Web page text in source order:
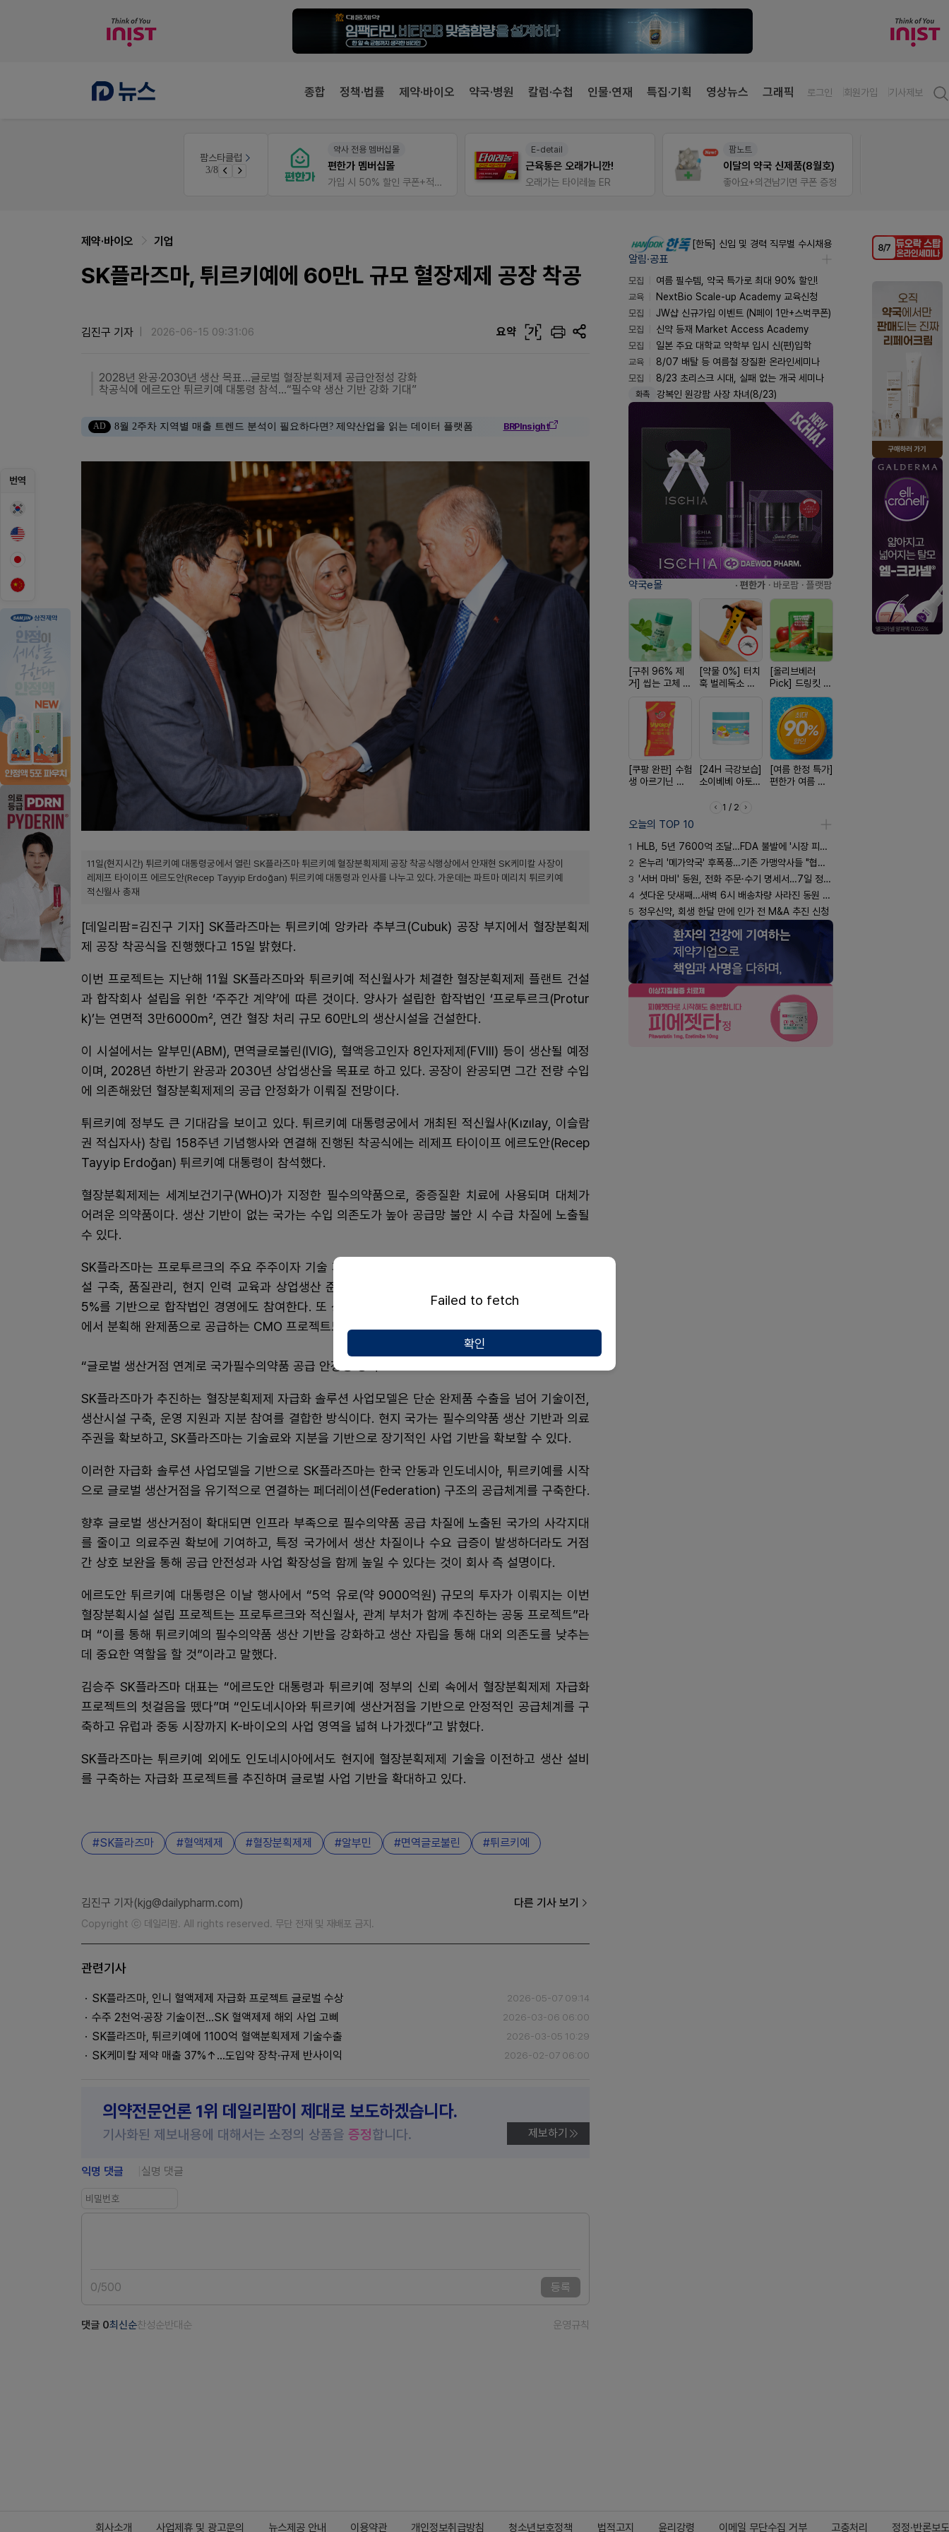
종합 정책·법률 제약·바이오 약국·병원 칼럼·수첩 인물·연재 특집·기획 영상뉴스 그래픽 로그인 회원가입 기사제보
팜스타클럽
3/8
약사 전용 멤버십몰
편한가 멤버십몰
가입 시 50% 할인 쿠폰+적립금까지!
E-detail
근육통은 오래가니깐!
오래가는 타이레놀 ER
팜노트
이달의 약국 신제품(8월호)
좋아요+의견남기면 쿠폰 증정
번역
제약·바이오 기업
SK플라즈마, 튀르키예에 60만L 규모 혈장제제 공장 착공
김진구 기자 2026-06-15 09:31:06 요약 가
2028년 완공·2030년 생산 목표…글로벌 혈장분획제제 공급안정성 강화
착공식에 에르도안 튀르키예 대통령 참석…“필수약 생산 기반 강화 기대”
AD 8월 2주차 지역별 매출 트렌드 분석이 필요하다면? 제약산업을 읽는 데이터 플랫폼 BRPInsight
11일(현지시간) 튀르키예 대통령궁에서 열린 SK플라즈마 튀르키예 혈장분획제제 공장 착공식행상에서 안재현 SK케미칼 사장이
레제프 타이이프 에르도안(Recep Tayyip Erdoğan) 튀르키예 대통령과 인사를 나누고 있다. 가운데는 파트마 메리치 튀르키예
적신월사 총재
[데일리팜=김진구 기자] SK플라즈마는 튀르키예 앙카라 추부크(Cubuk) 공장 부지에서 혈장분획제
제 공장 착공식을 진행했다고 15일 밝혔다.
이번 프로젝트는 지난해 11월 SK플라즈마와 튀르키예 적신월사가 체결한 혈장분획제제 플랜트 건설
과 합작회사 설립을 위한 ‘주주간 계약’에 따른 것이다. 양사가 설립한 합작법인 ‘프로투르크(Protur
k)’는 연면적 3만6000㎡, 연간 혈장 처리 규모 60만L의 생산시설을 건설한다.
이 시설에서는 알부민(ABM), 면역글로불린(IVIG), 혈액응고인자 8인자제제(FVIII) 등이 생산될 예정
이며, 2028년 하반기 완공과 2030년 상업생산을 목표로 하고 있다. 공장이 완공되면 그간 전량 수입
에 의존해왔던 혈장분획제제의 공급 안정화가 이뤄질 전망이다.
튀르키예 정부도 큰 기대감을 보이고 있다. 튀르키예 대통령궁에서 개최된 적신월사(Kızılay, 이슬람
권 적십자사) 창립 158주년 기념행사와 연결해 진행된 착공식에는 레제프 타이이프 에르도안(Recep
Tayyip Erdoğan) 튀르키예 대통령이 참석했다.
혈장분획제제는 세계보건기구(WHO)가 지정한 필수의약품으로, 중증질환 치료에 사용되며 대체가
어려운 의약품이다. 생산 기반이 없는 국가는 수입 의존도가 높아 공급망 불안 시 수급 차질에 노출될
수 있다.
SK플라즈마는 프로투르크의 주요 주주이자 기술 파트너로서 혈장분획 핵심 기술을 이전하고 생산시
설 구축, 품질관리, 현지 인력 교육과 상업생산 준비를 지원한다. 기술료를 수취하는 동시에 지분 1
5%를 기반으로 합작법인 경영에도 참여한다. 또 상업생산 이전까지 튀르키예 현지 혈장을 안동공장
에서 분획해 완제품으로 공급하는 CMO 프로젝트도 병행할 계획이다.
“글로벌 생산거점 연계로 국가필수의약품 공급 안정성 강화”
SK플라즈마가 추진하는 혈장분획제제 자급화 솔루션 사업모델은 단순 완제품 수출을 넘어 기술이전,
생산시설 구축, 운영 지원과 지분 참여를 결합한 방식이다. 현지 국가는 필수의약품 생산 기반과 의료
주권을 확보하고, SK플라즈마는 기술료와 지분을 기반으로 장기적인 사업 기반을 확보할 수 있다.
이러한 자급화 솔루션 사업모델을 기반으로 SK플라즈마는 한국 안동과 인도네시아, 튀르키예를 시작
으로 글로벌 생산거점을 유기적으로 연결하는 페더레이션(Federation) 구조의 공급체계를 구축한다.
향후 글로벌 생산거점이 확대되면 인프라 부족으로 필수의약품 공급 차질에 노출된 국가의 사각지대
를 줄이고 의료주권 확보에 기여하고, 특정 국가에서 생산 차질이나 수요 급증이 발생하더라도 거점
간 상호 보완을 통해 공급 안전성과 사업 확장성을 함께 높일 수 있다는 것이 회사 측 설명이다.
에르도안 튀르키예 대통령은 이날 행사에서 “5억 유로(약 9000억원) 규모의 투자가 이뤄지는 이번
혈장분획시설 설립 프로젝트는 프로투르크와 적신월사, 관계 부처가 함께 추진하는 공동 프로젝트”라
며 “이를 통해 튀르키예의 필수의약품 생산 기반을 강화하고 생산 자립을 통해 대외 의존도를 낮추는
데 중요한 역할을 할 것”이라고 말했다.
김승주 SK플라즈마 대표는 “에르도안 대통령과 튀르키예 정부의 신뢰 속에서 혈장분획제제 자급화
프로젝트의 첫걸음을 뗐다”며 “인도네시아와 튀르키예 생산거점을 기반으로 안정적인 공급체계를 구
축하고 유럽과 중동 시장까지 K-바이오의 사업 영역을 넓혀 나가겠다”고 밝혔다.
SK플라즈마는 튀르키예 외에도 인도네시아에서도 현지에 혈장분획제제 기술을 이전하고 생산 설비
를 구축하는 자급화 프로젝트를 추진하며 글로벌 사업 기반을 확대하고 있다.
SK플라즈마 혈액제제 혈장분획제제 알부민 면역글로불린 튀르키예
김진구 기자(kjg@dailypharm.com) 다른 기사 보기
Copyright ⓒ 데일리팜. All rights reserved. 무단 전재 및 재배포 금지.
관련기사
SK플라즈마, 인니 혈액제제 자급화 프로젝트 글로벌 수상 2026-05-07 09:14
수주 2천억·공장 기술이전…SK 혈액제제 해외 사업 고삐 2026-03-06 06:00
SK플라즈마, 튀르키예에 1100억 혈액분획제제 기술수출 2026-03-05 10:29
SK케미칼 제약 매출 37%↑...도입약 장착·규제 반사이익 2026-02-07 06:00
의약전문언론 1위 데일리팜이 제대로 보도하겠습니다.
기사화된 제보내용에 대해서는 소정의 상품을 증정합니다. 제보하기
익명 댓글 실명 댓글
0/500 등록
댓글 0최신순찬성순반대순 운영규칙
[한독] 신입 및 경력 직무별 수시채용
알림·공표
모집
여름 필수템, 약국 특가로 최대 90% 할인!
교육
NextBio Scale-up Academy 교육신청
모집
JW샵 신규가입 이벤트 (N페이 1만+스벅쿠폰)
모집
신약 등재 Market Access Academy
모집
일본 주요 대학교 약학부 입시 신(편)입학
교육
8/07 배탈 등 여름철 장질환 온라인세미나
모집
8/23 초리스크 시대, 실패 없는 개국 세미나
화촉 강복인 원강팜 사장 차녀(8/23)
약국e몰 · 편한가 · 바로팜 · 플랫팜
[구취 96% 제
거] 씹는 고체 가
[약물 0%] 터치
훅 벌레독소 흡
[올리브베러
Pick] 드링킷 건
강음료
[쿠팡 완판] 수험
생 아르기닌 에
[24H 극강보습]
소이베베 아토
[여름 한정 특가]
편한가 여름 쿨
1 / 2
오늘의 TOP 10
1
HLB, 5년 7600억 조달…FDA 불발에 '시장 피로감'
2 온누리 '메가약국' 후폭풍…기존 가맹약사들 "협의체 만들자"
3 '서버 마비' 동원, 전화 주문·수기 명세서…7일 정상화 되나
4 셧다운 닷새째…새벽 6시 배송차량 사라진 동원 물류센터
5 정우신약, 회생 한달 만에 인가 전 M&A 추진 신청
회사소개 사업제휴 및 광고문의 뉴스제공 안내 이용약관 개인정보취급방침 청소년보호정책 법적고지 윤리강령 이메일 무단수집 거부 고충처리 정정·반론보도
Failed to fetch
확인